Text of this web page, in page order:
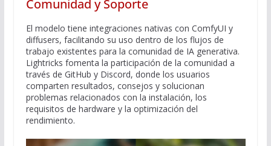
Comunidad y Soporte
El modelo tiene integraciones nativas con ComfyUI y
diffusers, facilitando su uso dentro de los flujos de
trabajo existentes para la comunidad de IA generativa.
Lightricks fomenta la participación de la comunidad a
través de GitHub y Discord, donde los usuarios
comparten resultados, consejos y solucionan
problemas relacionados con la instalación, los
requisitos de hardware y la optimización del
rendimiento.